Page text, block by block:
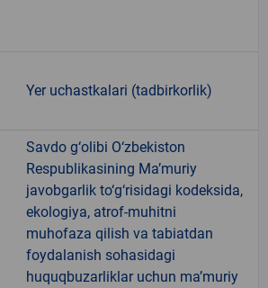
Yer uchastkalari (tadbirkorlik)
Savdo g‘olibi O‘zbekiston
Respublikasining Ma’muriy
javobgarlik to‘g‘risidagi kodeksida,
ekologiya, atrof-muhitni
muhofaza qilish va tabiatdan
foydalanish sohasidagi
huquqbuzarliklar uchun ma’muriy